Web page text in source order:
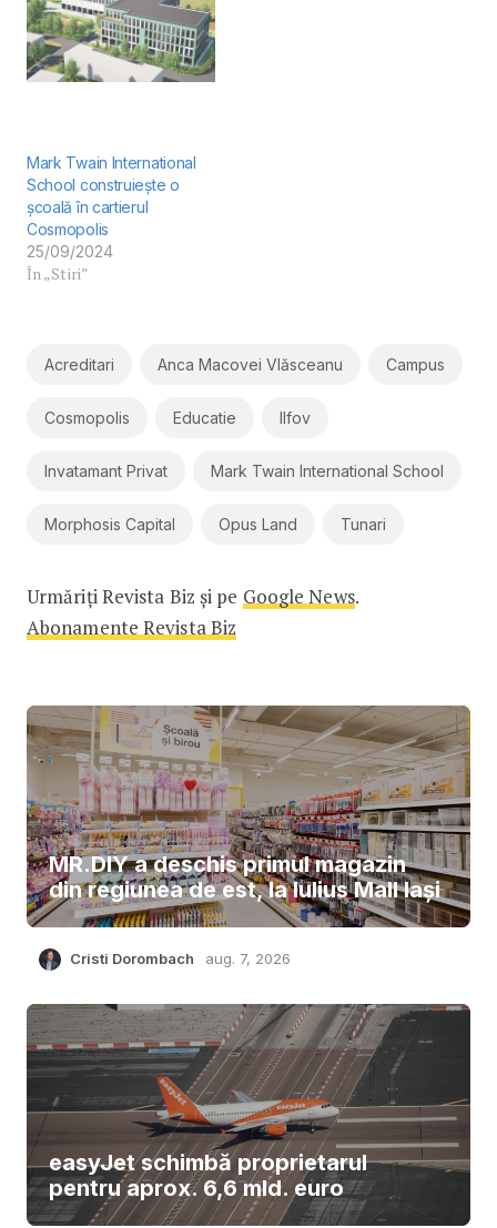
Mark Twain International
School construiește o
școală în cartierul
Cosmopolis
25/09/2024
În „Stiri”
Acreditari Anca Macovei Vlăsceanu Campus
Cosmopolis Educatie Ilfov
Invatamant Privat Mark Twain International School
Morphosis Capital Opus Land Tunari
Urmăriți Revista Biz și pe Google News.
Abonamente Revista Biz
MR.DIY a deschis primul magazin
din regiunea de est, la Iulius Mall Iași
Cristi Dorombach aug. 7, 2026
easyJet schimbă proprietarul
pentru aprox. 6,6 mld. euro